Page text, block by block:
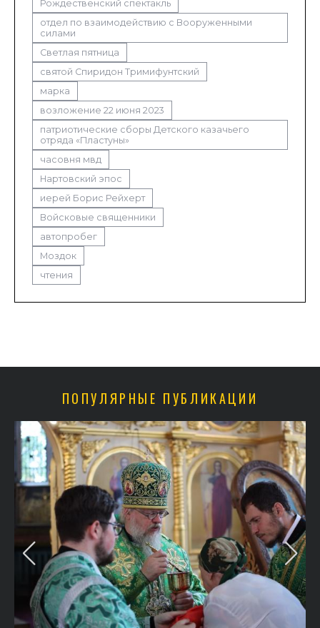
Рождественский спектакль
отдел по взаимодействию с Вооруженными
силами
Светлая пятница
святой Спиридон Тримифунтский
марка
возложение 22 июня 2023
патриотические сборы Детского казачьего
отряда «Пластуны»
часовня мвд
Нартовский эпос
иерей Борис Рейхерт
Войсковые священники
автопробег
Моздок
чтения
ПОПУЛЯРНЫЕ ПУБЛИКАЦИИ